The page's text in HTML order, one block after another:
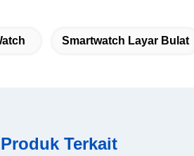
Smartwatch Layar Bulat
Produk Terkait